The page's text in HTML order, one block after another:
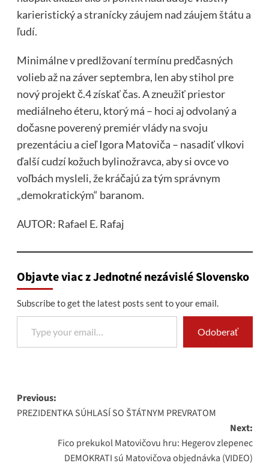
karieristický a stranícky záujem nad záujem štátu a
ľudí.
Minimálne v predlžovaní termínu predčasných
volieb až na záver septembra, len aby stihol pre
nový projekt č.4 získať čas. A zneužiť priestor
mediálneho éteru, ktorý má – hoci aj odvolaný a
dočasne poverený premiér vlády na svoju
prezentáciu a cieľ Igora Matoviča – nasadiť vlkovi
ďalší cudzí kožuch bylinožravca, aby si ovce vo
voľbách mysleli, že kráčajú za tým správnym
„demokratickým“ baranom.
AUTOR: Rafael E. Rafaj
Objavte viac z Jednotné nezávislé Slovensko
Subscribe to get the latest posts sent to your email.
Type your email…
Odoberať
Post
navigation
Previous:
PREZIDENTKA SÚHLASÍ SO ŠTÁTNYM PREVRATOM
Next:
Fico prekukol Matovičovu hru: Hegerov zlepenec
DEMOKRATI sú Matovičova objednávka (VIDEO)